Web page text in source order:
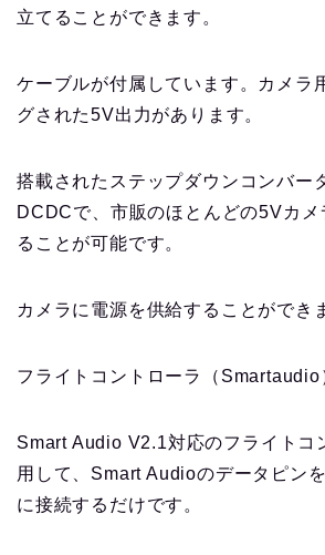
立てることができます。
ケーブルが付属しています。カメラ
グされた5V出力があります。
搭載されたステップダウンコンバー
DCDCで、市販のほとんどの5Vカメ
ることが可能です。
カメラに電源を供給することができ
フライトコントローラ（Smartaudio
Smart Audio V2.1対応のフライトコ
用して、Smart Audioのデータピン
に接続するだけです。